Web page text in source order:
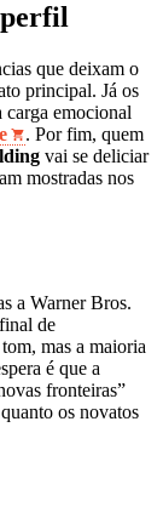
que deixam o
principal. Já os
carga emocional
. Por fim, quem
vai se deliciar
mostradas nos
a Warner Bros.
de
mas a maioria
é que a
fronteiras”
os novatos